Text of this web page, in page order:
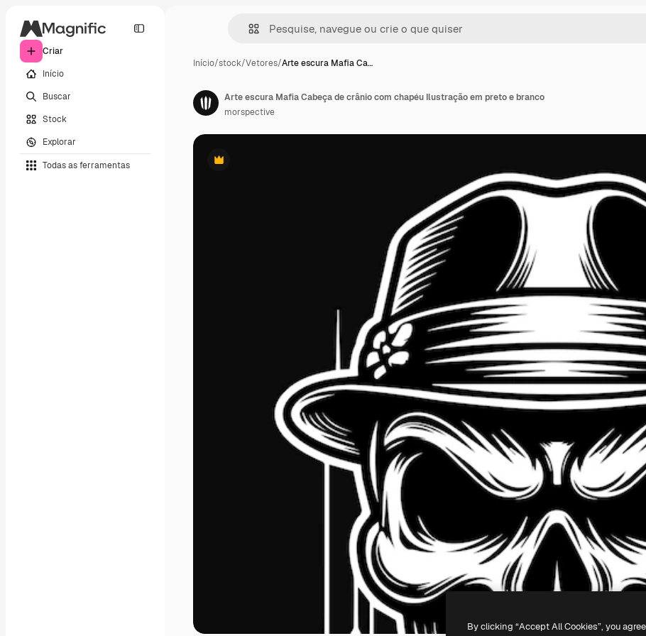
Criar
Início
Buscar
Stock
Explorar
Todas as ferramentas
Início/stock/Vetores/Arte escura Mafia Ca…
Premium
Arte escura Mafia Cabeça de crânio com chapéu Ilustração em preto e branco
morspective
By clicking “Accept All Cookies”, you